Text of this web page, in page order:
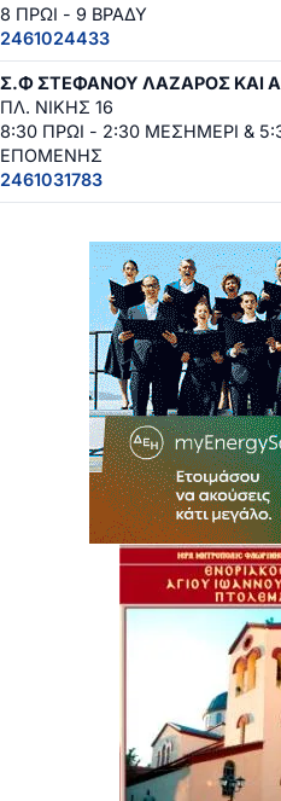
8 ΠΡΩΙ - 9 ΒΡΑΔΥ
2461024433
Σ.Φ ΣΤΕΦΑΝΟΥ ΛΑΖΑΡΟΣ ΚΑΙ
ΠΛ. ΝΙΚΗΣ 16
8:30 ΠΡΩΙ - 2:30 ΜΕΣΗΜΕΡΙ &
ΕΠΟΜΕΝΗΣ
2461031783